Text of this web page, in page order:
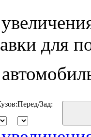
для
Перед/Зад: